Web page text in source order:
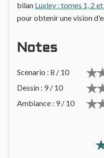
bilan Luxley : tomes 1, 2
pour obtenir une vision
Notes
Scenario : 8 / 10
Dessin : 9 / 10
Ambiance : 9 / 10